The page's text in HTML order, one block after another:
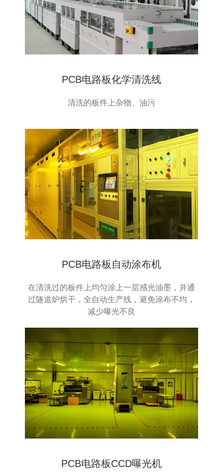
PCB电路板化学清洗线
清洗的板件上杂物、油污
PCB电路板自动涂布机
在清洗过的板件上均匀涂上一层感光油墨，并通
过隧道炉烘干，全自动生产线，避免涂布不均，
减少曝光不良
PCB电路板CCD曝光机